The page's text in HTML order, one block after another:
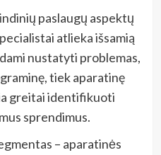
paslaugų aspektų
atlieka išsamią
nustatyti problemas,
tiek aparatinę
greitai identifikuoti
sprendimus.
– aparatinės